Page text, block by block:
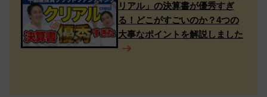
リアル」の決算書が優秀すぎ
る！どこがすごいのか？4つの
大事なポイントを解説しました